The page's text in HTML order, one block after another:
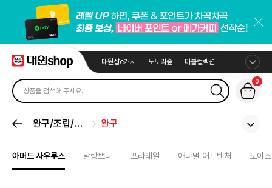
대원샵e캐시 도토리숲 마블컬렉션
0
완구/조립/봉
완구
아머드 사우루스 말랑쁘니 프라레일 애니멀 어드벤처 토이